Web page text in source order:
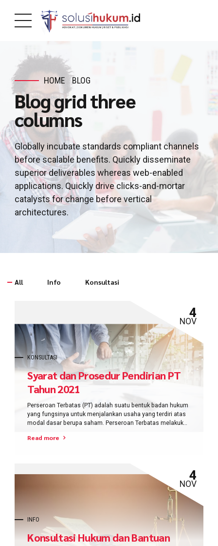
HOME BLOG
Blog grid three
columns
Globally incubate standards compliant channels
before scalable benefits. Quickly disseminate
superior deliverables whereas web-enabled
applications. Quickly drive clicks-and-mortar
catalysts for change before vertical
architectures.
All Info Konsultasi
KONSULTASI
4
NOV
Syarat dan Prosedur Pendirian PT
Tahun 2021
Perseroan Terbatas (PT) adalah suatu bentuk badan hukum
yang fungsinya untuk menjalankan usaha yang terdiri atas
modal dasar berupa saham. Perseroan Terbatas melakukan
Read more
INFO
4
NOV
Konsultasi Hukum dan Bantuan